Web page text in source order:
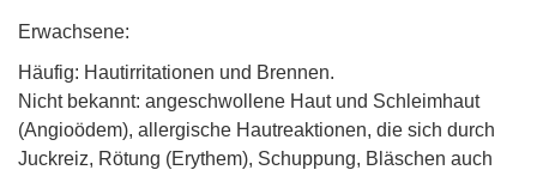
Erwachsene:
Häufig: Hautirritationen und Brennen.
Nicht bekannt: angeschwollene Haut und Schleimhaut
(Angioödem), allergische Hautreaktionen, die sich durch
Juckreiz, Rötung (Erythem), Schuppung, Bläschen auch